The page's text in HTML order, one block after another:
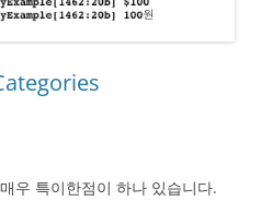
우 특이한점이 하나 있습니다.